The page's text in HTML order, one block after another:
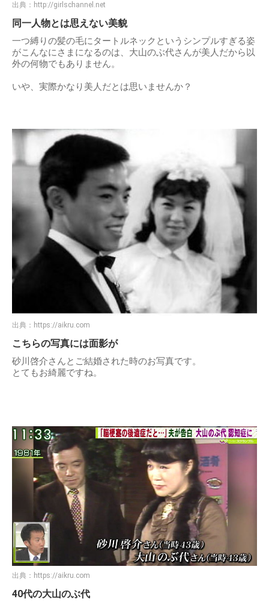
出典： http://girlschannel.net
同一人物とは思えない美貌
一つ縛りの髪の毛にタートルネックというシンプルすぎる姿
がこんなにさまになるのは、大山のぶ代さんが美人だから以
外の何物でもありません。
いや、実際かなり美人だとは思いませんか？
出典： https://aikru.com
こちらの写真には面影が
砂川啓介さんとご結婚された時のお写真です。
とてもお綺麗ですね。
出典： https://aikru.com
40代の大山のぶ代